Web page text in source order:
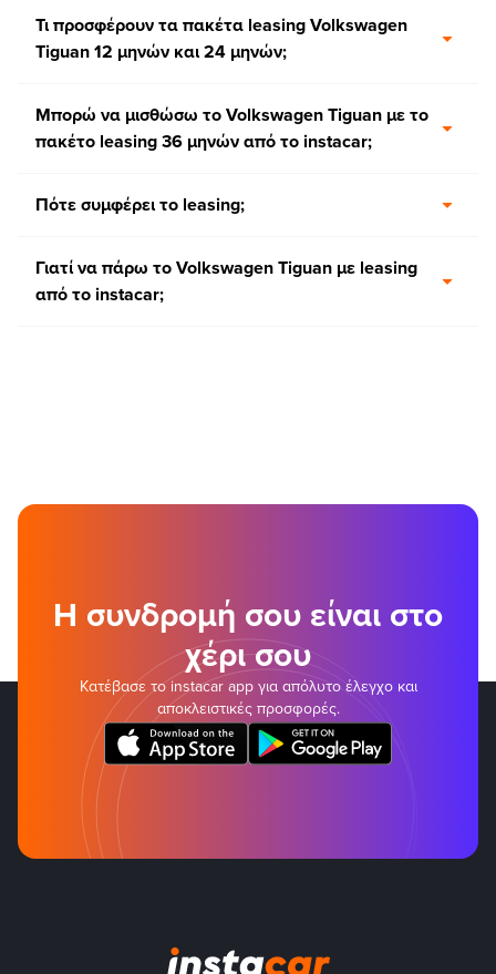
Τι προσφέρουν τα πακέτα leasing Volkswagen
Tiguan 12 μηνών και 24 μηνών;
Μπορώ να μισθώσω το Volkswagen Tiguan με το
πακέτο leasing 36 μηνών από το instacar;
Πότε συμφέρει το leasing;
Γιατί να πάρω το Volkswagen Tiguan με leasing
από το instacar;
Η συνδρομή σου είναι στο
χέρι σου
Κατέβασε το instacar app για απόλυτο έλεγχο και
αποκλειστικές προσφορές.